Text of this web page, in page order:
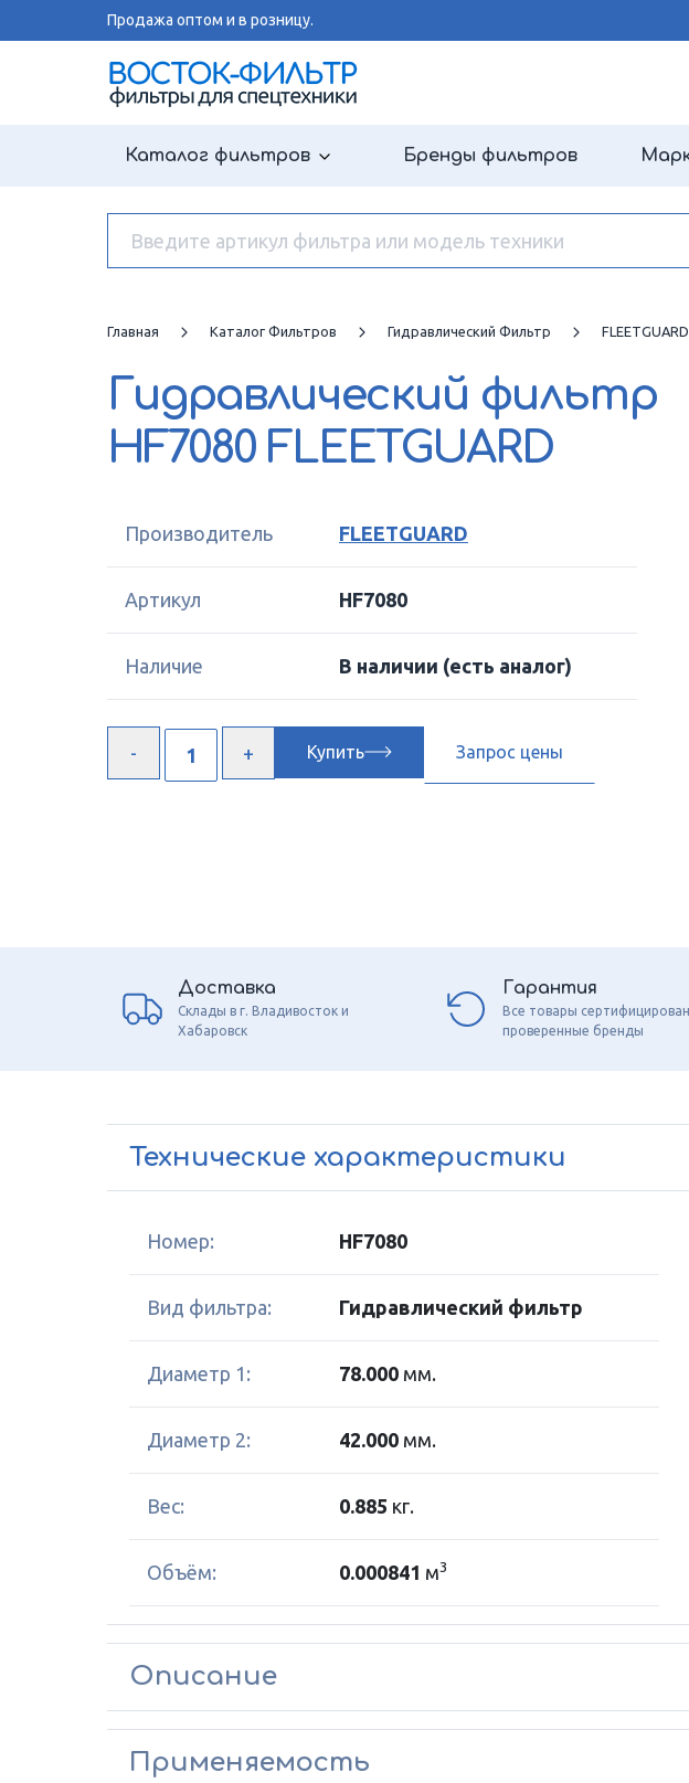
Продажа оптом и в розницу.
Каталог фильтров Бренды фильтров
Главная Каталог Фильтров Гидравлический Фильтр FLEETGUARD
Гидравлический фильтр
HF7080 FLEETGUARD
Производитель FLEETGUARD
Артикул HF7080
Наличие В наличии (есть аналог)
Купить Запрос цены
Доставка
Склады в г. Владивосток и
Хабаровск
Гарантия
Все товары
проверенные бренды
Технические характеристики
Номер: HF7080
Вид фильтра: Гидравлический фильтр
Диаметр 1: 78.000 мм.
Диаметр 2: 42.000 мм.
Вес: 0.885 кг.
Объём: 0.000841 м3
Описание
Применяемость